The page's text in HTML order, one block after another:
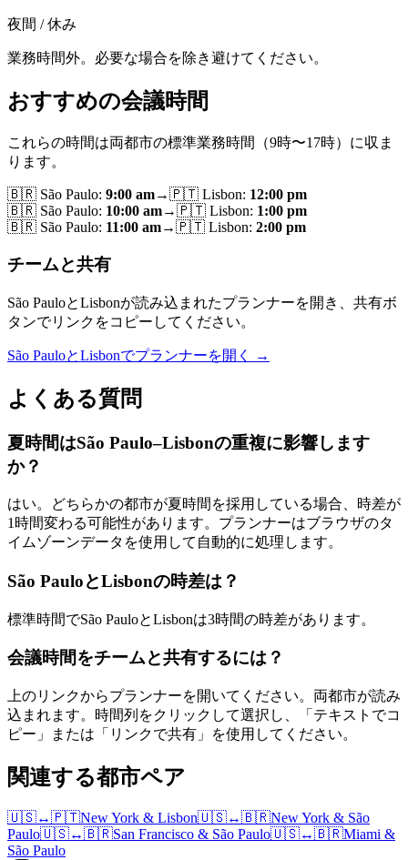
夜間 / 休み
業務時間外。必要な場合を除き避けてください。
おすすめの会議時間
これらの時間は両都市の標準業務時間（9時〜17時）に収ま
ります。
🇧🇷 São Paulo: 9:00 am→🇵🇹 Lisbon: 12:00 pm
🇧🇷 São Paulo: 10:00 am→🇵🇹 Lisbon: 1:00 pm
🇧🇷 São Paulo: 11:00 am→🇵🇹 Lisbon: 2:00 pm
チームと共有
São PauloとLisbonが読み込まれたプランナーを開き、共有ボ
タンでリンクをコピーしてください。
São PauloとLisbonでプランナーを開く →
よくある質問
夏時間はSão Paulo–Lisbonの重複に影響します
か？
はい。どちらかの都市が夏時間を採用している場合、時差が
1時間変わる可能性があります。プランナーはブラウザのタ
イムゾーンデータを使用して自動的に処理します。
São PauloとLisbonの時差は？
標準時間でSão PauloとLisbonは3時間の時差があります。
会議時間をチームと共有するには？
上のリンクからプランナーを開いてください。両都市が読み
込まれます。時間列をクリックして選択し、「テキストでコ
ピー」または「リンクで共有」を使用してください。
関連する都市ペア
🇺🇸↔🇵🇹New York & Lisbon🇺🇸↔🇧🇷New York & São
Paulo🇺🇸↔🇧🇷San Francisco & São Paulo🇺🇸↔🇧🇷Miami &
São Paulo